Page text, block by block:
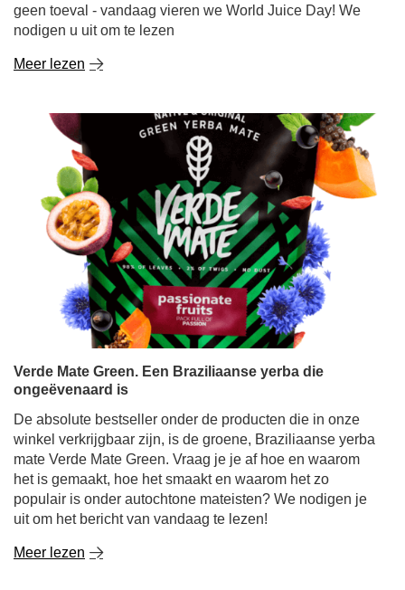
geen toeval - vandaag vieren we World Juice Day! We
nodigen u uit om te lezen
Meer lezen
Verde Mate Green. Een Braziliaanse yerba die
ongeëvenaard is
De absolute bestseller onder de producten die in onze
winkel verkrijgbaar zijn, is de groene, Braziliaanse yerba
mate Verde Mate Green. Vraag je je af hoe en waarom
het is gemaakt, hoe het smaakt en waarom het zo
populair is onder autochtone mateisten? We nodigen je
uit om het bericht van vandaag te lezen!
Meer lezen